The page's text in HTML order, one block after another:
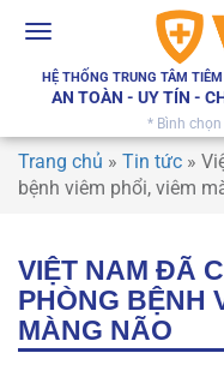
Toggle
HỆ THỐNG TRUNG TÂM
AN TOÀN - UY TÍN -
* Bình
Trang chủ » Tin tức »
bệnh viêm phổi, viêm
VIỆT NAM ĐÃ
PHÒNG BỆNH
MÀNG NÃO